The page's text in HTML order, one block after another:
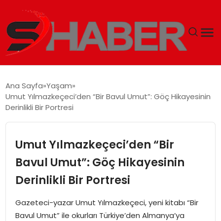
MAGAZIN
EKONOMI
SIYASET
Ana Sayfa Yaşam
Umut Yılmazkeçeci’den “Bir Bavul Umut”: Göç Hikayesinin
Derinlikli Bir Portresi
Umut Yılmazkeçeci’den “Bir
Bavul Umut”: Göç Hikayesinin
Derinlikli Bir Portresi
Gazeteci-yazar Umut Yılmazkeçeci, yeni kitabı “Bir
Bavul Umut” ile okurları Türkiye’den Almanya’ya